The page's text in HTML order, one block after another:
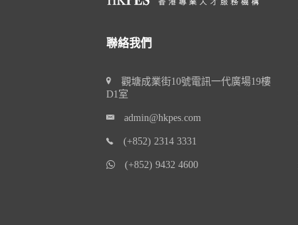
聯絡我們
觀塘成業街10號電訊一代廣場19樓
D1室
admin@hkpes.com
(+852) 2314 3331
(+852) 9432 4600